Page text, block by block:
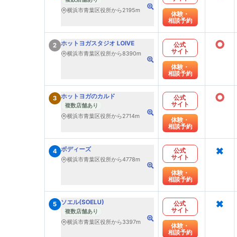
横浜市青葉区役所から2195m
体験・
相談予約
2 ホットヨガスタジオ LOIVE
横浜市青葉区役所から8390m
公式
サイト
体験・
相談予約
○
3 ホットヨガのカルド
複数店舗あり
横浜市青葉区役所から2714m
公式
サイト
体験・
相談予約
○
4 ボディーズ
横浜市青葉区役所から4778m
公式
サイト
体験・
相談予約
×
5 ソエル(SOELU)
複数店舗あり
横浜市青葉区役所から3397m
公式
サイト
体験・
相談予約
×